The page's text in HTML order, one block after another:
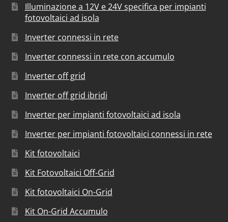
Illuminazione a 12V e 24V specifica per impianti
fotovoltaici ad isola
Inverter connessi in rete
Inverter connessi in rete con accumulo
Inverter off grid
Inverter off grid ibridi
Inverter per impianti fotovoltaici ad isola
Inverter per impianti fotovoltaici connessi in rete
Kit fotovoltaici
Kit Fotovoltaici Off-Grid
Kit fotovoltaici On-Grid
Kit On-Grid Accumulo